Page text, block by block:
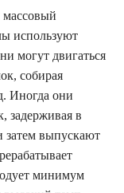
массовый
используют
могут двигаться
собирая
Иногда они
задерживая в
затем выпускают
минимум